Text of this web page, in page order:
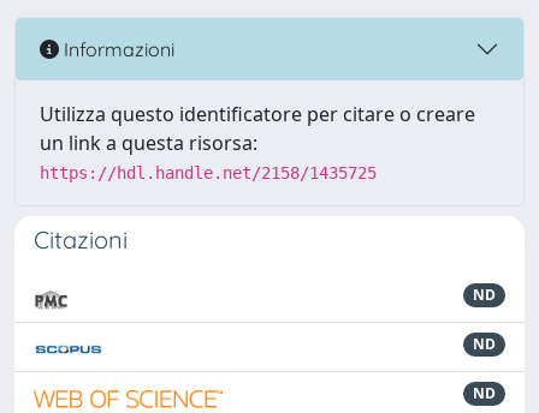
Informazioni
Utilizza questo identificatore per citare o creare
un link a questa risorsa:
https://hdl.handle.net/2158/1435725
Citazioni
ND
ND
ND